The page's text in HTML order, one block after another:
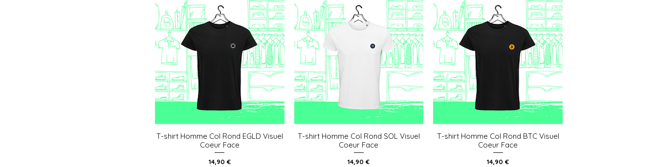
Aperçu rapide
T-shirt Homme Col Rond EGLD Visuel
Coeur Face
Prix
14,90 €
Aperçu rapide
T-shirt Homme Col Rond SOL Visuel
Coeur Face
Prix
14,90 €
Aperçu rapide
T-shirt Homme Col Rond BTC Visuel
Coeur Face
Prix
14,90 €